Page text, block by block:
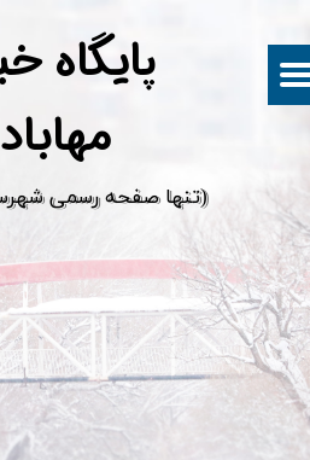
پایگاه
​(تنها صفحه رسمی